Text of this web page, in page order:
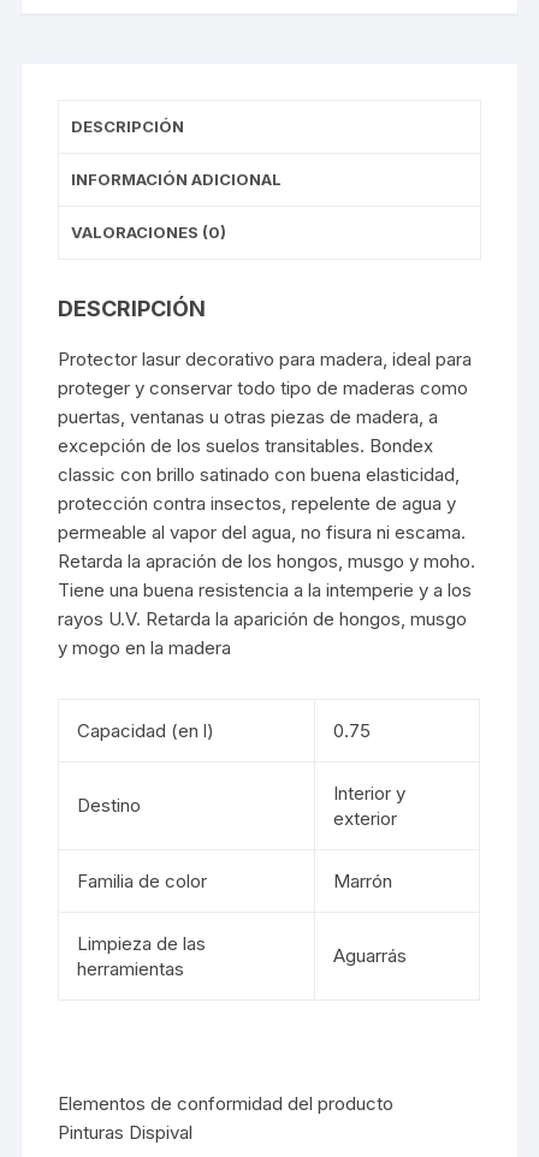
DESCRIPCIÓN
INFORMACIÓN ADICIONAL
VALORACIONES (0)
DESCRIPCIÓN
Protector lasur decorativo para madera, ideal para
proteger y conservar todo tipo de maderas como
puertas, ventanas u otras piezas de madera, a
excepción de los suelos transitables. Bondex
classic con brillo satinado con buena elasticidad,
protección contra insectos, repelente de agua y
permeable al vapor del agua, no fisura ni escama.
Retarda la apración de los hongos, musgo y moho.
Tiene una buena resistencia a la intemperie y a los
rayos U.V. Retarda la aparición de hongos, musgo
y mogo en la madera
Capacidad (en l) 0.75
Destino
Interior y
exterior
Familia de color Marrón
Limpieza de las
herramientas
Aguarrás
Elementos de conformidad del producto
Pinturas Dispival